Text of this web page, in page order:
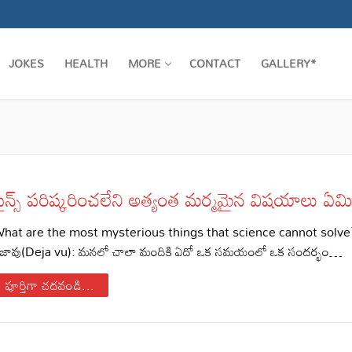
JOKES HEALTH MORE CONTACT GALLERY*
పరిష్కరించలేని అత్యంత మర్మమైన విషయాలు
are the most mysterious things that science cannot
vu): మనలో చాలా మందికి ఏదో ఒక సమయంలో ఒక సందర్భం…
పూర్తిగా చదవండి...